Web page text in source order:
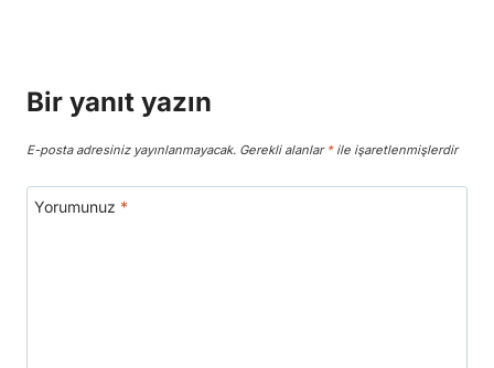
Bir yanıt yazın
E-posta adresiniz yayınlanmayacak. Gerekli alanlar *ile işaretlenmişlerdir
Yorumunuz *